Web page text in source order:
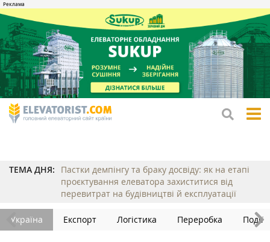
ТЕМА ДНЯ:
Пастки демпінгу та браку досвіду: як на етапі
проєктування елеватора захиститися від
перевитрат на будівництві й експлуатації
Україна Експорт Логістика Переробка Події